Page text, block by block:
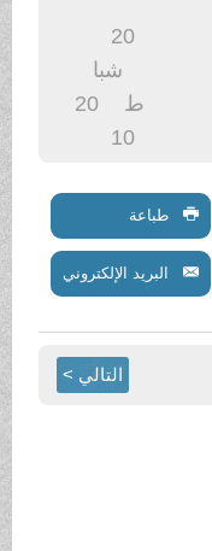
20
شبا
10
طباعة
البريد الإلكتروني
التالي >